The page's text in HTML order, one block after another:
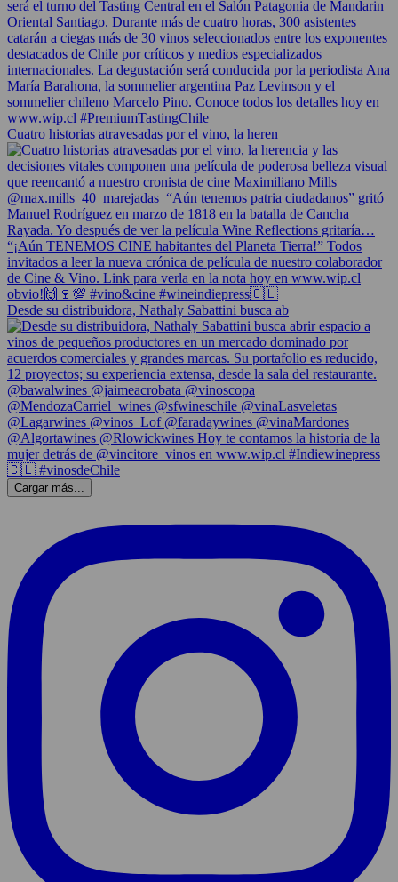
Cuatro historias atravesadas por el vino, la heren
Desde su distribuidora, Nathaly Sabattini busca ab
Cargar más...